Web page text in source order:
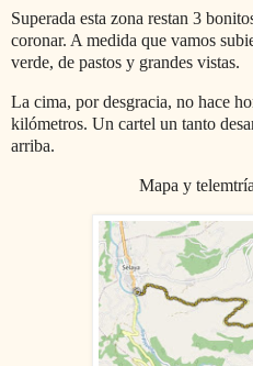
Superada esta zona restan 3
coronar. A medida que vamos
verde, de pastos y grandes vistas.
La cima, por desgracia, no hace
kilómetros. Un cartel un tanto
arriba.
Mapa y